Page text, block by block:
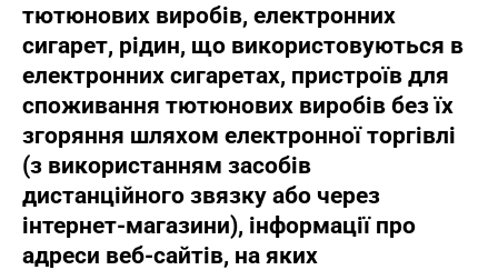
тютюнових виробів, електронних
сигарет, рідин, що використовуються в
електронних сигаретах, пристроїв для
споживання тютюнових виробів без їх
згоряння шляхом електронної торгівлі
(з використанням засобів
дистанційного звязку або через
інтернет-магазини), інформації про
адреси веб-сайтів, на яких